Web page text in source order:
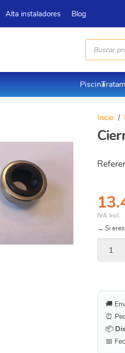
Alta instaladores Blog
Búsqueda
productos
Piscina
Inicio /
IVA Incl.
→ Si
Cierre
Mecánico
🚚
⏰
📦
📅